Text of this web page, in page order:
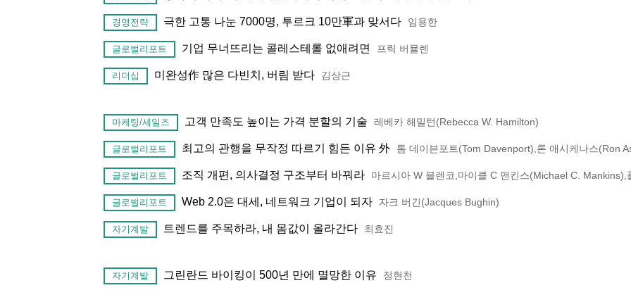
경영전략 극한 고통 나눈 7000명, 투르크 10만軍과 맞서다 임용한
글로벌리포트 기업 무너뜨리는 콜레스테롤 없애려면 프릭 버뮬렌
리더십 미완성作 많은 다빈치, 버림 받다 김상근
마케팅/세일즈 고객 만족도 높이는 가격 분할의 기술 레베카 해밀턴(Rebecca W. Hamilton)
글로벌리포트 최고의 관행을 무작정 따르기 힘든 이유 外 톰 데이븐포트(Tom Davenport),론 애시케나스(Ron
글로벌리포트 조직 개편, 의사결정 구조부터 바꿔라 마르시아 W 블렌코,마이클 C 맨킨스(Michael C. Mankins),
글로벌리포트 Web 2.0은 대세, 네트워크 기업이 되자 자크 버긴(Jacques Bughin)
자기계발 트렌드를 주목하라, 내 몸값이 올라간다 최효진
자기계발 그린란드 바이킹이 500년 만에 멸망한 이유 정현천